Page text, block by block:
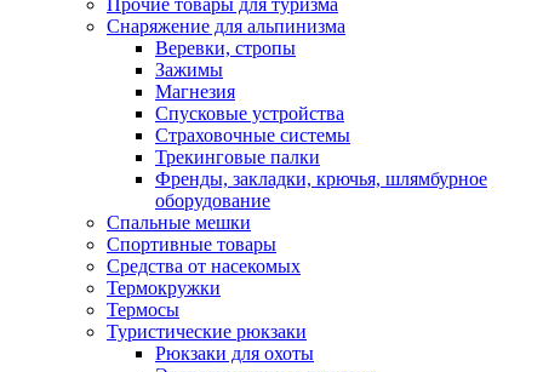
Прочие товары для туризма
Снаряжение для альпинизма
Веревки, стропы
Зажимы
Магнезия
Спусковые устройства
Страховочные системы
Трекинговые палки
Френды, закладки, крючья, шлямбурное
оборудование
Спальные мешки
Спортивные товары
Средства от насекомых
Термокружки
Термосы
Туристические рюкзаки
Рюкзаки для охоты